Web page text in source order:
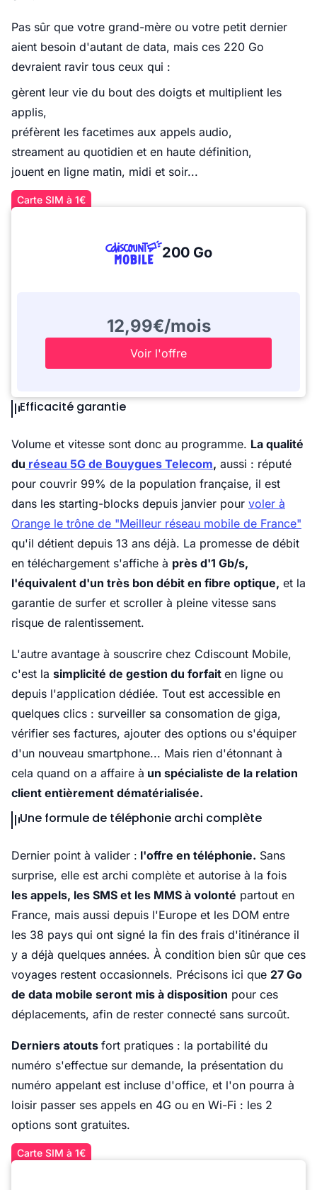
Pas sûr que votre grand-mère ou votre petit dernier
aient besoin d'autant de data, mais ces 220 Go
devraient ravir tous ceux qui :
gèrent leur vie du bout des doigts et multiplient les
applis,
préfèrent les facetimes aux appels audio,
streament au quotidien et en haute définition,
jouent en ligne matin, midi et soir...
Carte SIM à 1€
200 Go
12,99€/mois
Voir l'offre
Efficacité garantie
Volume et vitesse sont donc au programme. La qualité
du réseau 5G de Bouygues Telecom, aussi : réputé
pour couvrir 99% de la population française, il est
dans les starting-blocks depuis janvier pour voler à
Orange le trône de "Meilleur réseau mobile de France"
qu'il détient depuis 13 ans déjà. La promesse de débit
en téléchargement s'affiche à près d'1 Gb/s,
l'équivalent d'un très bon débit en fibre optique, et la
garantie de surfer et scroller à pleine vitesse sans
risque de ralentissement.
L'autre avantage à souscrire chez Cdiscount Mobile,
c'est la simplicité de gestion du forfait en ligne ou
depuis l'application dédiée. Tout est accessible en
quelques clics : surveiller sa consomation de giga,
vérifier ses factures, ajouter des options ou s'équiper
d'un nouveau smartphone... Mais rien d'étonnant à
cela quand on a affaire à un spécialiste de la relation
client entièrement dématérialisée.
Une formule de téléphonie archi complète
Dernier point à valider : l'offre en téléphonie. Sans
surprise, elle est archi complète et autorise à la fois
les appels, les SMS et les MMS à volonté partout en
France, mais aussi depuis l'Europe et les DOM entre
les 38 pays qui ont signé la fin des frais d'itinérance il
y a déjà quelques années. À condition bien sûr que ces
voyages restent occasionnels. Précisons ici que 27 Go
de data mobile seront mis à disposition pour ces
déplacements, afin de rester connecté sans surcoût.
Derniers atouts fort pratiques : la portabilité du
numéro s'effectue sur demande, la présentation du
numéro appelant est incluse d'office, et l'on pourra à
loisir passer ses appels en 4G ou en Wi-Fi : les 2
options sont gratuites.
Carte SIM à 1€